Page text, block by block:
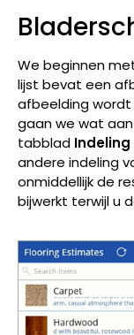
We beginnen
lijst bevat een
afbeelding
gaan we wat
tabblad Indeling
andere indeling
onmiddellijk de
bijwerkt terwijl u